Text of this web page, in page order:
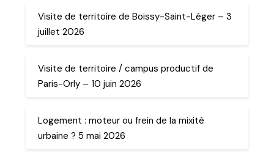
Visite de territoire de Boissy-Saint-Léger – 3
juillet 2026
Visite de territoire / campus productif de
Paris-Orly – 10 juin 2026
Logement : moteur ou frein de la mixité
urbaine ? 5 mai 2026